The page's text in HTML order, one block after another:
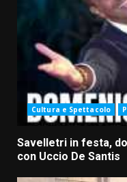
Cultura e Spettacolo
Savelletri in festa,
con Uccio De Santis